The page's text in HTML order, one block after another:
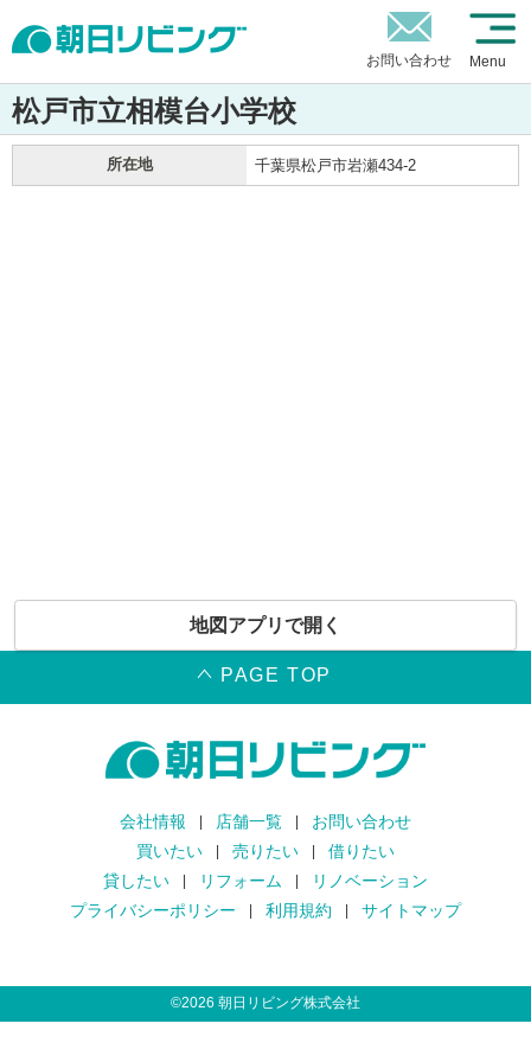
お問い合わせ Menu
松戸市立相模台小学校
所在地 千葉県松戸市岩瀬434-2
地図アプリで開く
PAGE TOP
会社情報 店舗一覧
お問い合わせ
買いたい
売りたい
借りたい
貸したい
リフォーム
リノベーション
プライバシーポリシー
利用規約 サイトマップ
©2026 朝日リビング株式会社